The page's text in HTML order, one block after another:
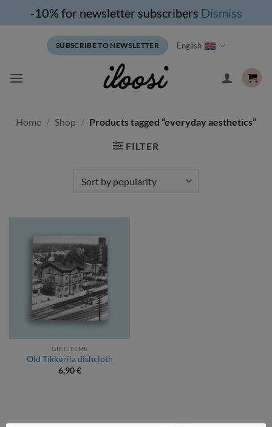
-10% for newsletter subscribers Dismiss
SUBSCRIBE TO NEWSLETTER English
Home / Shop / Products tagged “everyday aesthetics”
FILTER
GIFT ITEMS
Old Tikkurila dishcloth
6,90€